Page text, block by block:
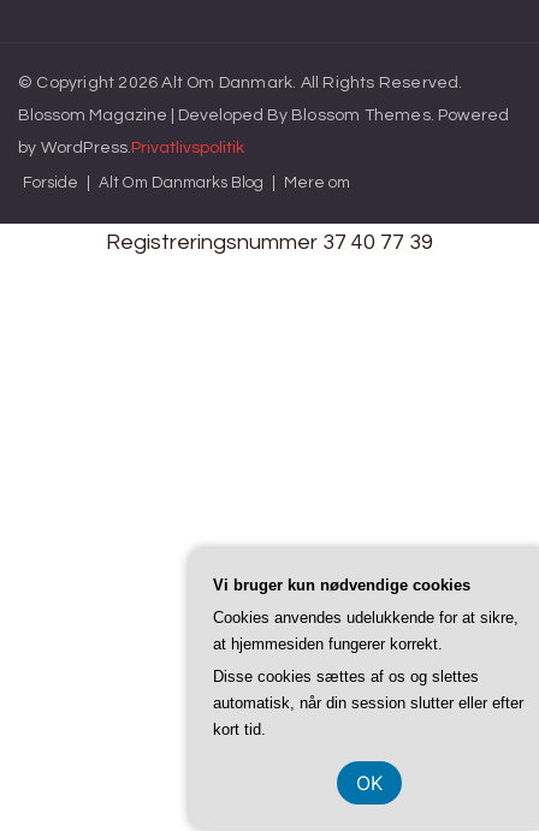
© Copyright 2026Alt Om Danmark. All Rights Reserved.
Blossom Magazine | Developed By Blossom Themes. Powered
by WordPress. Privatlivspolitik
Forside Alt Om Danmarks Blog Mere om
Registreringsnummer 37 40 77 39
Vi bruger kun nødvendige cookies
Cookies anvendes udelukkende for at sikre,
at hjemmesiden fungerer korrekt.
Disse cookies sættes af os og slettes
automatisk, når din session slutter eller efter
kort tid.
OK